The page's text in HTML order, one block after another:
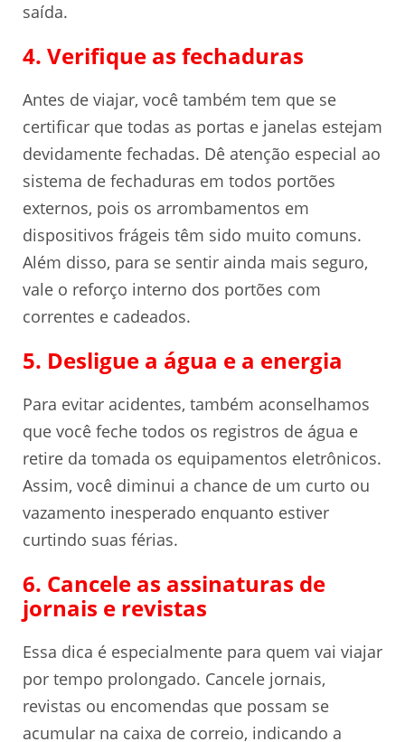
saída.
4. Verifique as fechaduras
Antes de viajar, você também tem que se
certificar que todas as portas e janelas estejam
devidamente fechadas. Dê atenção especial ao
sistema de fechaduras em todos portões
externos, pois os arrombamentos em
dispositivos frágeis têm sido muito comuns.
Além disso, para se sentir ainda mais seguro,
vale o reforço interno dos portões com
correntes e cadeados.
5. Desligue a água e a energia
Para evitar acidentes, também aconselhamos
que você feche todos os registros de água e
retire da tomada os equipamentos eletrônicos.
Assim, você diminui a chance de um curto ou
vazamento inesperado enquanto estiver
curtindo suas férias.
6. Cancele as assinaturas de
jornais e revistas
Essa dica é especialmente para quem vai viajar
por tempo prolongado. Cancele jornais,
revistas ou encomendas que possam se
acumular na caixa de correio, indicando a